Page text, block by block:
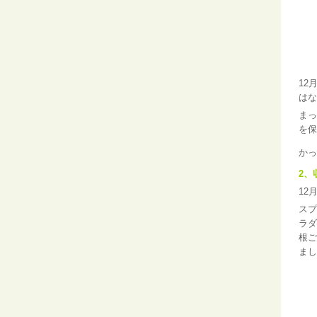
12
は
ま
を
か
2、
12
ス
ラ
根
ま